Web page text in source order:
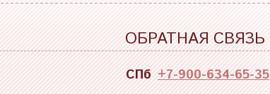
ОБРАТНАЯ СВЯЗЬ
СПб +7-900-634-65-35